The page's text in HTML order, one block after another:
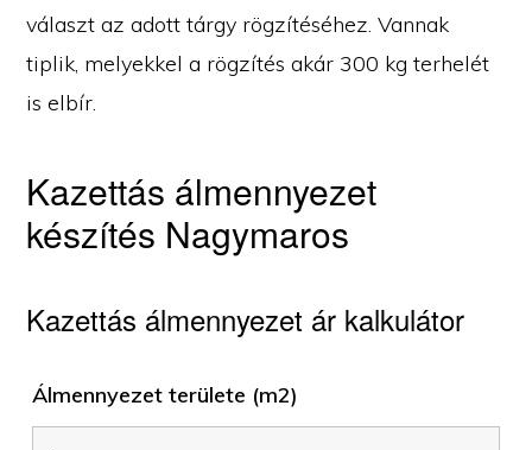
választ az adott tárgy rögzítéséhez. Vannak
tiplik, melyekkel a rögzítés akár 300 kg terhelét
is elbír.
Kazettás álmennyezet
készítés Nagymaros
Kazettás álmennyezet ár kalkulátor
Álmennyezet területe (m2)